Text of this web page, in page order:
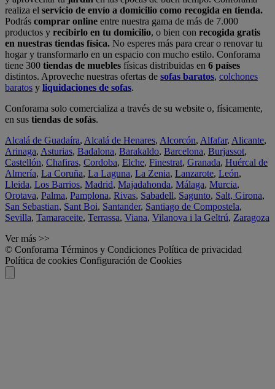
realiza el servicio de envío a domicilio como recogida en tienda.
Podrás comprar online entre nuestra gama de más de 7.000
productos y recibirlo en tu domicilio, o bien con recogida gratis
en nuestras tiendas física. No esperes más para crear o renovar tu
hogar y transformarlo en un espacio con mucho estilo. Conforama
tiene 300 tiendas de muebles físicas distribuidas en 6 países
distintos. Aproveche nuestras ofertas de sofas baratos, colchones
baratos y liquidaciones de sofas.
Conforama solo comercializa a través de su website o, físicamente,
en sus tiendas de sofás.
Alcalá de Guadaíra, Alcalá de Henares, Alcorcón, Alfafar, Alicante,
Arinaga, Asturias, Badalona, Barakaldo, Barcelona, Burjassot,
Castellón, Chafiras, Cordoba, Elche, Finestrat, Granada, Huércal de
Almería, La Coruña, La Laguna, La Zenia, Lanzarote, León,
Lleida, Los Barrios, Madrid, Majadahonda, Málaga, Murcia,
Orotava, Palma, Pamplona, Rivas, Sabadell, Sagunto, Salt, Girona,
San Sebastian, Sant Boi, Santander, Santiago de Compostela,
Sevilla, Tamaraceite, Terrassa, Viana, Vilanova i la Geltrú, Zaragoza
Ver más >>
© Conforama Términos y Condiciones Política de privacidad
Política de cookies Configuración de Cookies